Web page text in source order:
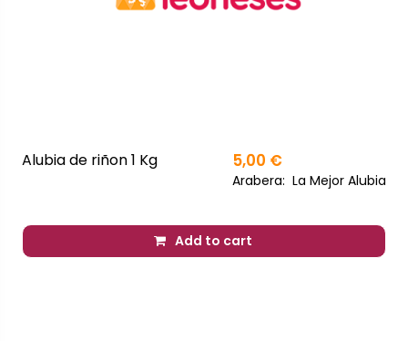
Alubia de riñon 1 Kg 5,00 €
Arabera: La Mejor Alubia
Add to cart